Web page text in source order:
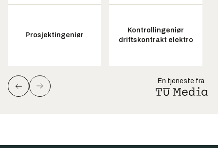
Prosjektingeniør
Kontrollingeniør
driftskontrakt elektro
En tjeneste fra